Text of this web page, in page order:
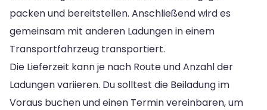
packen und bereitstellen. Anschließend wird es
gemeinsam mit anderen Ladungen in einem
Transportfahrzeug transportiert.
Die Lieferzeit kann je nach Route und Anzahl der
Ladungen variieren. Du solltest die Beiladung im
Voraus buchen und einen Termin vereinbaren, um